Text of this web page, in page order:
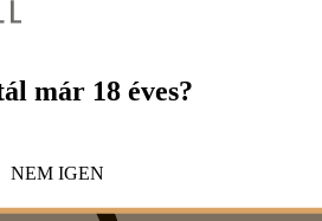
már 18 éves?
NEM IGEN